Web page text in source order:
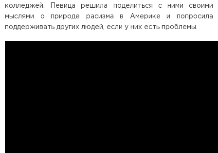
колледжей. Певица решила поделиться с ними своими
мыслями о природе расизма в Америке и попросила
поддерживать других людей, если у них есть проблемы.